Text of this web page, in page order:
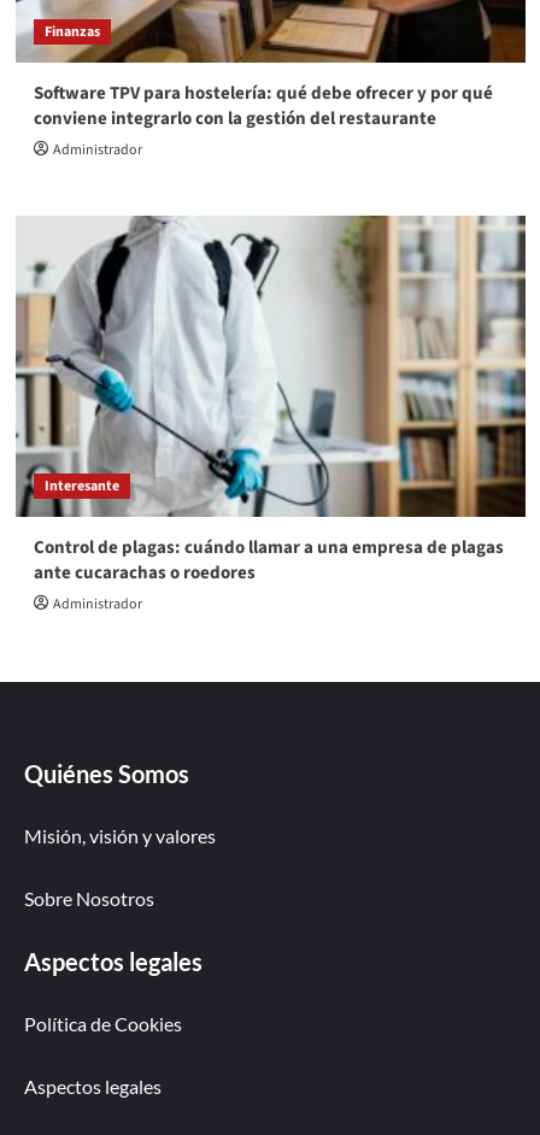
Finanzas
Software TPV para hostelería: qué debe ofrecer y por qué
conviene integrarlo con la gestión del restaurante
Administrador
Interesante
Control de plagas: cuándo llamar a una empresa de plagas
ante cucarachas o roedores
Administrador
Quiénes Somos
Misión, visión y valores
Sobre Nosotros
Aspectos legales
Política de Cookies
Aspectos legales